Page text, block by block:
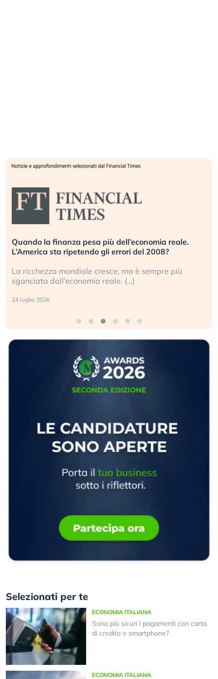
Quando la finanza pesa più dell’economia reale.
L’America sta ripetendo gli errori del 2008?
La ricchezza mondiale cresce, ma è sempre più
sganciata dall’economia reale. (…)
24 luglio 2026
Selezionati per te
ECONOMIA ITALIANA
Sono più sicuri i pagamenti con carta
di credito o smartphone?
ECONOMIA ITALIANA